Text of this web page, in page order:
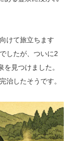
けて旅立ちます
したが、ついに2
見つけました。
治したそうです。